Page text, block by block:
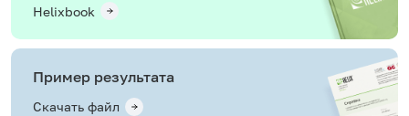
Helixbook
Пример результата
Скачать файл